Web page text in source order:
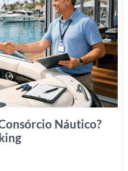
Náutico?